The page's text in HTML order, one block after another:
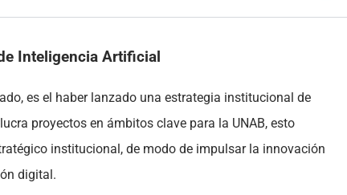
Inteligencia Artificial
es el haber lanzado una estrategia institucional de
proyectos en ámbitos clave para la UNAB, esto
institucional, de modo de impulsar la innovación
digital.